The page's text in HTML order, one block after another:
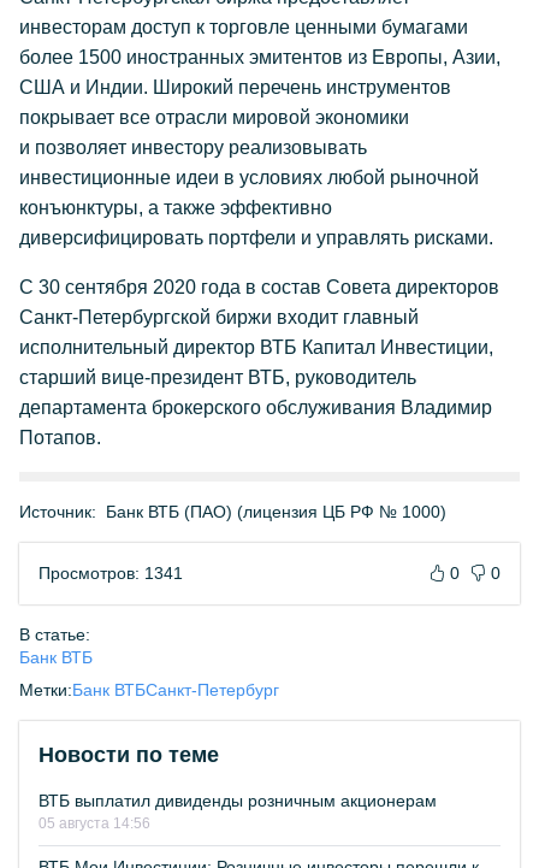
инвесторам доступ к торговле ценными бумагами
более 1500 иностранных эмитентов из Европы, Азии,
США и Индии. Широкий перечень инструментов
покрывает все отрасли мировой экономики
и позволяет инвестору реализовывать
инвестиционные идеи в условиях любой рыночной
конъюнктуры, а также эффективно
диверсифицировать портфели и управлять рисками.
С 30 сентября 2020 года в состав Совета директоров
Санкт-Петербургской биржи входит главный
исполнительный директор ВТБ Капитал Инвестиции,
старший вице-президент ВТБ, руководитель
департамента брокерского обслуживания Владимир
Потапов.
Источник: Банк ВТБ (ПАО) (лицензия ЦБ РФ № 1000)
Просмотров: 1341 0 0
В статье:
Банк ВТБ
Метки:Банк ВТБСанкт-Петербург
Новости по теме
ВТБ выплатил дивиденды розничным акционерам
05 августа 14:56